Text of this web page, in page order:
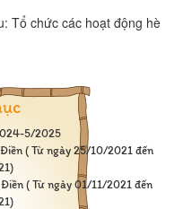
Tổ chức các hoạt động hè
5/2025
( Từ ngày 25/10/2021 đến
( Từ ngày 01/11/2021 đến